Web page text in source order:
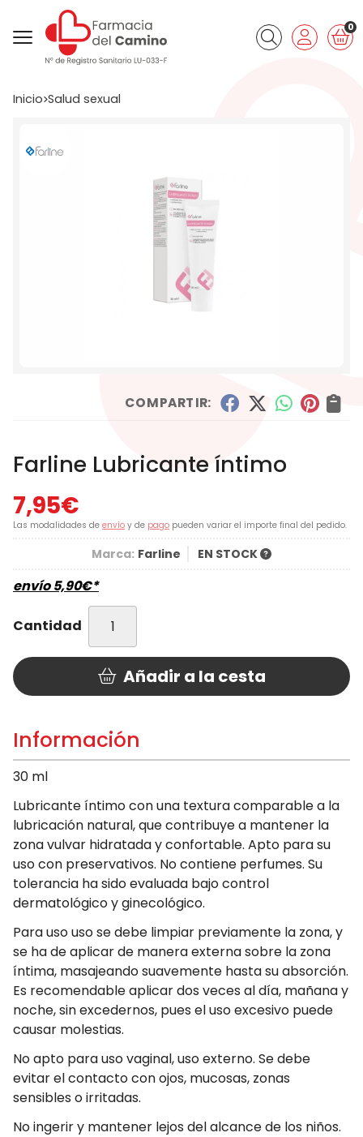
Buscar
0
Inicio salud sexual
COMPARTIR:
Farline Lubricante íntimo
7,95€
Las modalidades de envío y de pago pueden variar el importe final del pedido.
Marca: Farline EN STOCK
envío5,90€*
Cantidad
Añadir a la cesta
Información
30 ml
Lubricante íntimo con una textura comparable a la
lubricación natural, que contribuye a mantener la
zona vulvar hidratada y confortable. Apto para su
uso con preservativos. No contiene perfumes. Su
tolerancia ha sido evaluada bajo control
dermatológico y ginecológico.
Para uso uso se debe limpiar previamente la zona, y
se ha de aplicar de manera externa sobre la zona
íntima, masajeando suavemente hasta su absorción.
Es recomendable aplicar dos veces al día, mañana y
noche, sin excedernos, pues el uso excesivo puede
causar molestias.
No apto para uso vaginal, uso externo. Se debe
evitar el contacto con ojos, mucosas, zonas
sensibles o irritadas.
No ingerir y mantener lejos del alcance de los niños.